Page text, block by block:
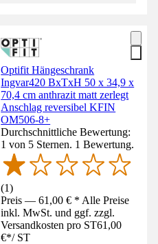
Optifit Hängeschrank
Ingvar420 BxTxH 50 x 34,9 x
70,4 cm anthrazit matt zerlegt
Anschlag reversibel KFIN
OM506-8+
Durchschnittliche Bewertung:
1 von 5 Sternen. 1 Bewertung.
(1)
Preis — 61,00 € * Alle Preise
inkl. MwSt. und ggf. zzgl.
Versandkosten pro ST61,00
€*/ ST